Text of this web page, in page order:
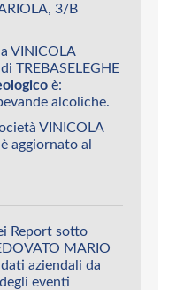
3/B
VINICOLA
TREBASELEGHE
è:
alcoliche.
VINICOLA
aggiornato al
Report sotto
MARIO
aziendali da
eventi